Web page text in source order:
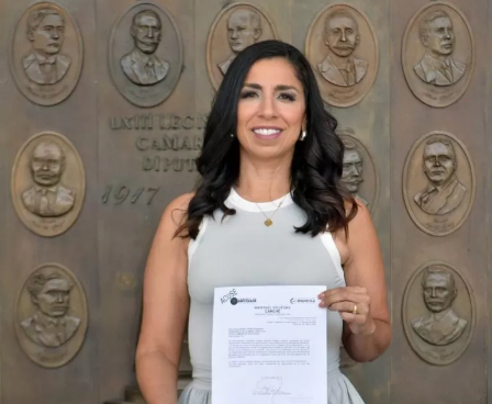
Durante su encargo en la Cámara Alta, Gino Segura centró
su agenda legislativa en iniciativas orientadas a
robustecer el desarrollo económico, la sustentabilidad
turística y la equidad social. Sin embargo, enfatizó que la
coyuntura actual exige priorizar la organización comunitaria
para asegurar la continuidad del proyecto político en la
región sureste del país.
Con esta determinación, el senador abre una etapa
decisiva en su trayectoria pública, apostando por una
estrategia de cercanía ciudadana. Su retorno a Quintana
Roo busca garantizar la cohesión de las estructuras de
izquierda de cara a los próximos retos políticos. El relevo
institucional se procesará conforme a los tiempos legales